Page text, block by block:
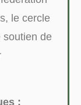
le cercle
de
: